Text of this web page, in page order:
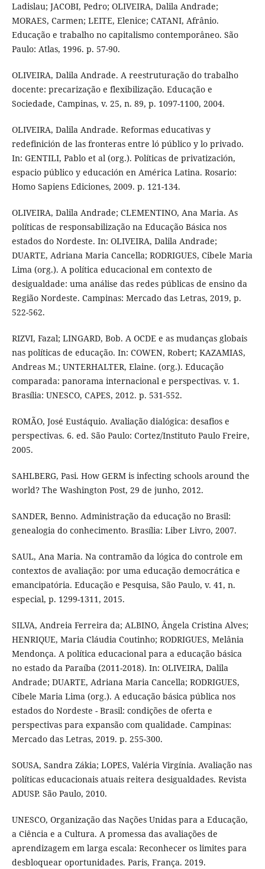
Ladislau; JACOBI, Pedro; OLIVEIRA, Dalila Andrade;
MORAES, Carmen; LEITE, Elenice; CATANI, Afrânio.
Educação e trabalho no capitalismo contemporâneo. São
Paulo: Atlas, 1996. p. 57-90.
OLIVEIRA, Dalila Andrade. A reestruturação do trabalho
docente: precarização e flexibilização. Educação e
Sociedade, Campinas, v. 25, n. 89, p. 1097-1100, 2004.
OLIVEIRA, Dalila Andrade. Reformas educativas y
redefinición de las fronteras entre ló público y lo privado.
In: GENTILI, Pablo et al (org.). Políticas de privatización,
espacio público y educación en América Latina. Rosario:
Homo Sapiens Ediciones, 2009. p. 121-134.
OLIVEIRA, Dalila Andrade; CLEMENTINO, Ana Maria. As
políticas de responsabilização na Educação Básica nos
estados do Nordeste. In: OLIVEIRA, Dalila Andrade;
DUARTE, Adriana Maria Cancella; RODRIGUES, Cibele Maria
Lima (org.). A política educacional em contexto de
desigualdade: uma análise das redes públicas de ensino da
Região Nordeste. Campinas: Mercado das Letras, 2019, p.
522-562.
RIZVI, Fazal; LINGARD, Bob. A OCDE e as mudanças globais
nas políticas de educação. In: COWEN, Robert; KAZAMIAS,
Andreas M.; UNTERHALTER, Elaine. (org.). Educação
comparada: panorama internacional e perspectivas. v. 1.
Brasília: UNESCO, CAPES, 2012. p. 531-552.
ROMÃO, José Eustáquio. Avaliação dialógica: desafios e
perspectivas. 6. ed. São Paulo: Cortez/Instituto Paulo Freire,
2005.
SAHLBERG, Pasi. How GERM is infecting schools around the
world? The Washington Post, 29 de junho, 2012.
SANDER, Benno. Administração da educação no Brasil:
genealogia do conhecimento. Brasília: Liber Livro, 2007.
SAUL, Ana Maria. Na contramão da lógica do controle em
contextos de avaliação: por uma educação democrática e
emancipatória. Educação e Pesquisa, São Paulo, v. 41, n.
especial, p. 1299-1311, 2015.
SILVA, Andreia Ferreira da; ALBINO, Ângela Cristina Alves;
HENRIQUE, Maria Cláudia Coutinho; RODRIGUES, Melânia
Mendonça. A política educacional para a educação básica
no estado da Paraíba (2011-2018). In: OLIVEIRA, Dalila
Andrade; DUARTE, Adriana Maria Cancella; RODRIGUES,
Cibele Maria Lima (org.). A educação básica pública nos
estados do Nordeste - Brasil: condições de oferta e
perspectivas para expansão com qualidade. Campinas:
Mercado das Letras, 2019. p. 255-300.
SOUSA, Sandra Zákia; LOPES, Valéria Virgínia. Avaliação nas
políticas educacionais atuais reitera desigualdades. Revista
ADUSP. São Paulo, 2010.
UNESCO, Organização das Nações Unidas para a Educação,
a Ciência e a Cultura. A promessa das avaliações de
aprendizagem em larga escala: Reconhecer os limites para
desbloquear oportunidades. Paris, França. 2019.